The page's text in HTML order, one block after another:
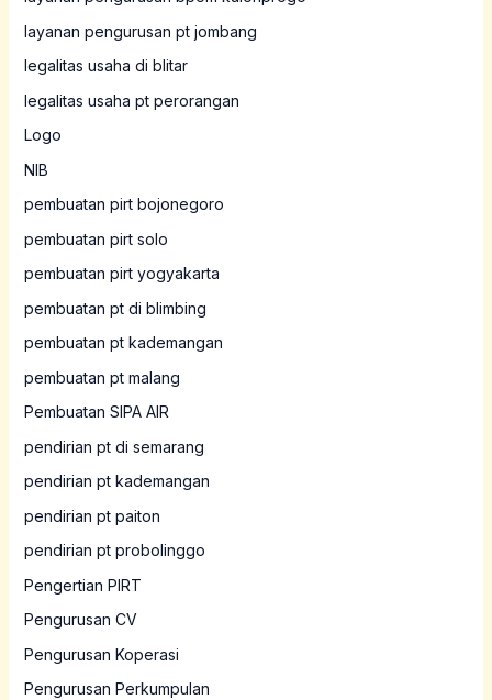
layanan pengurusan pt jombang
legalitas usaha di blitar
legalitas usaha pt perorangan
Logo
NIB
pembuatan pirt bojonegoro
pembuatan pirt solo
pembuatan pirt yogyakarta
pembuatan pt di blimbing
pembuatan pt kademangan
pembuatan pt malang
Pembuatan SIPA AIR
pendirian pt di semarang
pendirian pt kademangan
pendirian pt paiton
pendirian pt probolinggo
Pengertian PIRT
Pengurusan CV
Pengurusan Koperasi
Pengurusan Perkumpulan